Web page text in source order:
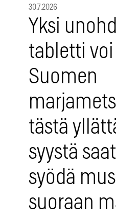
30.7.2026
Yksi
tabletti
Suomen
tästä
syystä
syödä
suoraan